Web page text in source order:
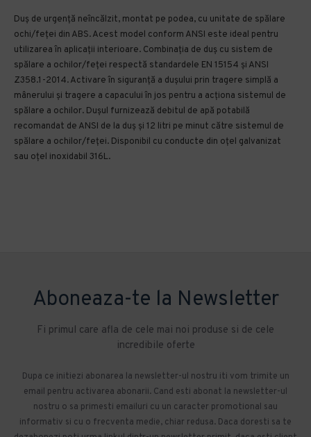
Duș de urgență neîncălzit, montat pe podea, cu unitate de spălare
ochi/feței din ABS. Acest model conform ANSI este ideal pentru
utilizarea în aplicații interioare. Combinația de duș cu sistem de
spălare a ochilor/feței respectă standardele EN 15154 și ANSI
Z358.1-2014. Activare în siguranță a dușului prin tragere simplă a
mânerului și tragere a capacului în jos pentru a acționa sistemul de
spălare a ochilor. Dușul furnizează debitul de apă potabilă
recomandat de ANSI de la duș și 12 litri pe minut către sistemul de
spălare a ochilor/feței. Disponibil cu conducte din oțel galvanizat
sau oțel inoxidabil 316L.
Aboneaza-te la Newsletter
Fi primul care afla de cele mai noi produse si de cele
incredibile oferte
Dupa ce initiezi abonarea la newsletter-ul nostru iti vom trimite un
email pentru activarea abonarii. Cand esti abonat la newsletter-ul
nostru o sa primesti emailuri cu un caracter promotional sau
informativ si cu o frecventa medie, chiar redusa. Daca doresti sa te